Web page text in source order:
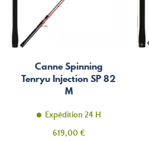
Canne Spinning
Tenryu Injection SP 82
M
Expédition 24 H
Prix
619,00 €